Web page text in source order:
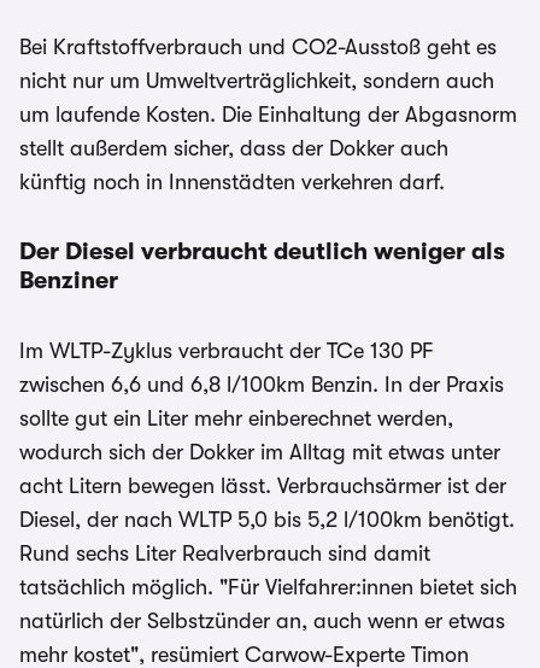
Bei Kraftstoffverbrauch und CO2-Ausstoß geht es
nicht nur um Umweltverträglichkeit, sondern auch
um laufende Kosten. Die Einhaltung der Abgasnorm
stellt außerdem sicher, dass der Dokker auch
künftig noch in Innenstädten verkehren darf.
Der Diesel verbraucht deutlich weniger als
Benziner
Im WLTP-Zyklus verbraucht der TCe 130 PF
zwischen 6,6 und 6,8 l/100km Benzin. In der Praxis
sollte gut ein Liter mehr einberechnet werden,
wodurch sich der Dokker im Alltag mit etwas unter
acht Litern bewegen lässt. Verbrauchsärmer ist der
Diesel, der nach WLTP 5,0 bis 5,2 l/100km benötigt.
Rund sechs Liter Realverbrauch sind damit
tatsächlich möglich. "Für Vielfahrer:innen bietet sich
natürlich der Selbstzünder an, auch wenn er etwas
mehr kostet", resümiert Carwow-Experte Timon